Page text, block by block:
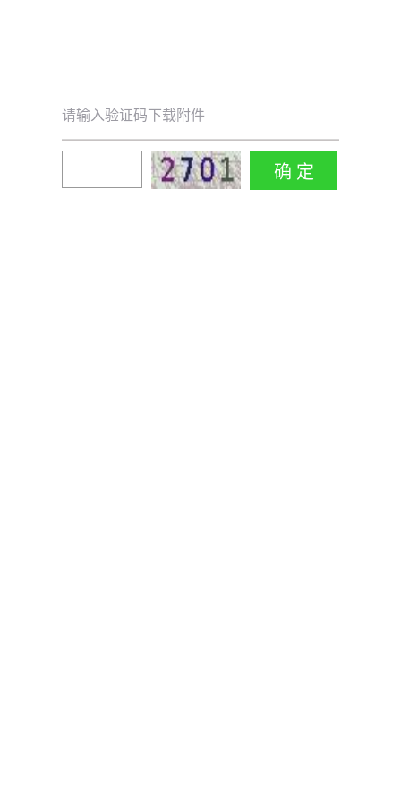
请输入验证码下载附件